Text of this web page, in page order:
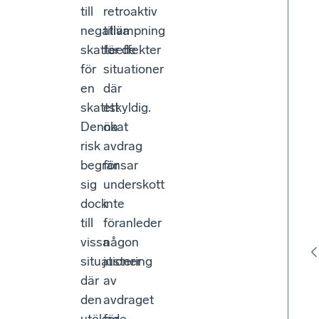
till
negativa
skatteeffekter
för
en
skattskyldig.
Denna
risk
begränsar
sig
dock
till
vissa
situationer
där
den
retroaktiv
tillämpning
för de
situationer
där
ett
ökat
avdrag
för
underskott
inte
föranleder
någon
justering
av
avdraget